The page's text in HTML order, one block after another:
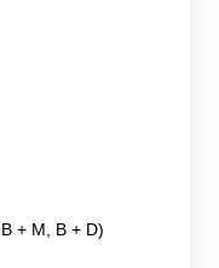
В + М, В + D)